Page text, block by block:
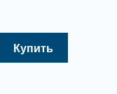
Купить